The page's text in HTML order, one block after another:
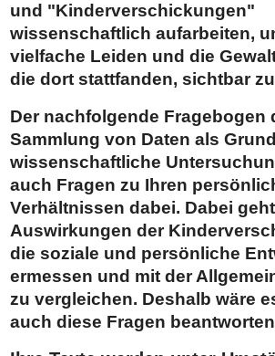
und "Kinderverschickungen"
wissenschaftlich aufarbeiten,
vielfache Leiden und die
die dort stattfanden, sichtbar
Der nachfolgende Fragebogen
Sammlung von Daten als
wissenschaftliche
auch Fragen zu Ihren
Verhältnissen dabei. Dabei
Auswirkungen der
die soziale und persönliche
ermessen und mit der
zu vergleichen. Deshalb wäre
auch diese Fragen